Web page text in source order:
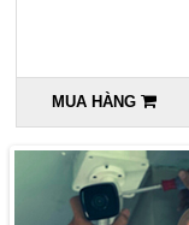
MUA HÀNG